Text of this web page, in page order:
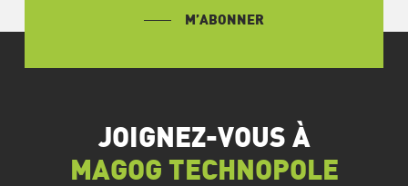
M’ABONNER
JOIGNEZ-VOUS À
MAGOG TECHNOPOLE